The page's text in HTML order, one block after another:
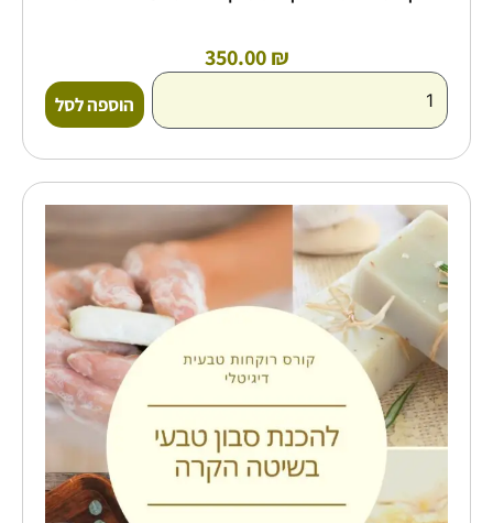
350.00₪
הוספה לסל
של
דיגיטלי
להכנת
סבון
מוצק
בשיטה
הקרה
-
דנה